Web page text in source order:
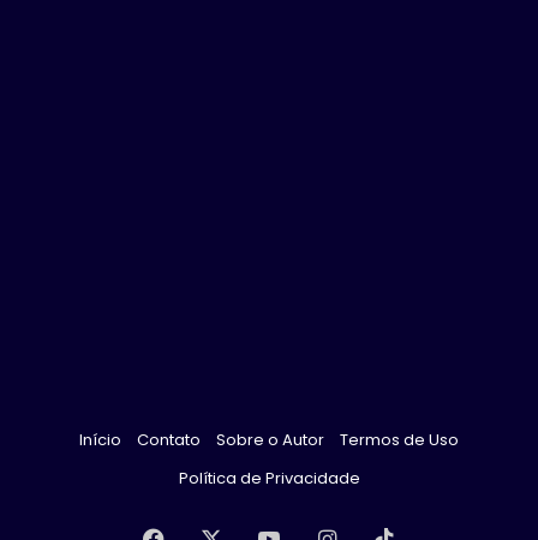
Início Contato Sobre o Autor
Termos de Uso
Política de Privacidade